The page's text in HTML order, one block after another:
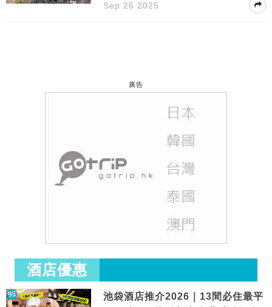
Sep 26 2025
廣告
酒店優惠
池袋酒店推介2026｜13間必住最平